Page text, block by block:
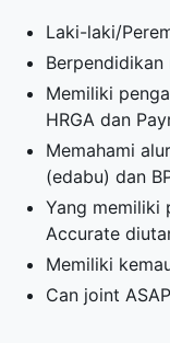
Laki-laki/
Berpendidikan
Memiliki
HRGA dan
Memahami
(edabu) dan
Yang memiliki
Accurate
Memiliki
Can joint ASAP